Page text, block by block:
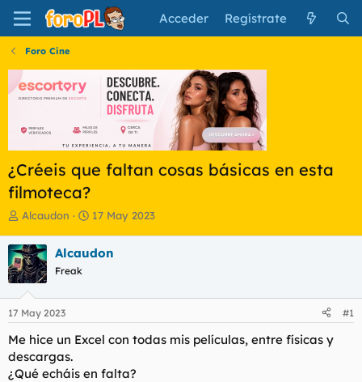
Acceder Regístrate
Foro Cine
¿Créeis que faltan cosas básicas en esta
filmoteca?
I
i
c
i
a
d
o
d
e
l
Alcaudon
F
h
e
i
i
17 May 2023
Alcaudon
Freak
17 May 2023 #1
Me hice un Excel con todas mis películas, entre físicas y
descargas.
¿Qué echáis en falta?